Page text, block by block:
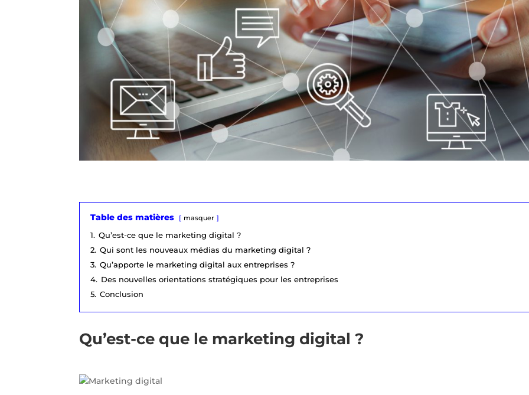
Table des matières masquer
1. Qu’est-ce que le marketing digital ?
2. Qui sont les nouveaux médias du marketing digital ?
3. Qu’apporte le marketing digital aux entreprises ?
4. Des nouvelles orientations stratégiques pour les entreprises
5. Conclusion
Qu’est-ce que le marketing digital ?